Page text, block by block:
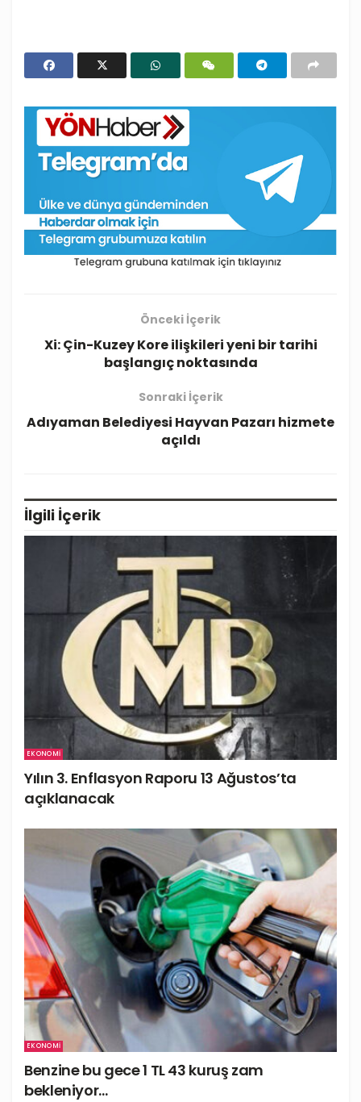
Önceki İçerik
Xi: Çin-Kuzey Kore ilişkileri yeni bir tarihi
başlangıç noktasında
Sonraki İçerik
Adıyaman Belediyesi Hayvan Pazarı hizmete
açıldı
İlgili İçerik
EKONOMI
Yılın 3. Enflasyon Raporu 13 Ağustos’ta
açıklanacak
EKONOMI
Benzine bu gece 1 TL 43 kuruş zam
bekleniyor…